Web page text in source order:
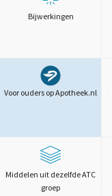
Bijwerkingen
Voor ouders op Apotheek.nl
Middelen uit dezelfde ATC
groep